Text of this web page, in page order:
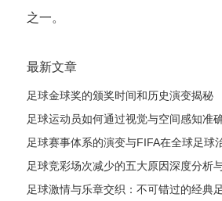
之一。
最新文章
足球金球奖的颁奖时间和历史演变揭秘
足球运动员如何通过视觉与空间感知准
轨迹
足球赛事体系的演变与FIFA在全球足球
足球竞彩场次减少的五大原因深度分析
足球激情与乐章交织：不可错过的经典